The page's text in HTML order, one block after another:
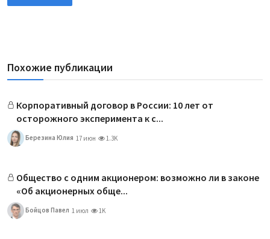
Похожие публикации
Корпоративный договор в России: 10 лет от
осторожного эксперимента к с...
Березина Юлия 17 июн 1.3K
Общество с одним акционером: возможно ли в законе
«Об акционерных обще...
Бойцов Павел 1 июл 1K